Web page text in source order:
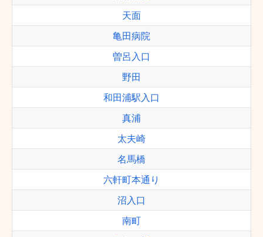
天面
亀田病院
曽呂入口
野田
和田浦駅入口
真浦
太夫崎
名馬橋
六軒町本通り
沼入口
南町